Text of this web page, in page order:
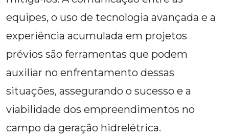
equipes, o uso de tecnologia avançada e a
experiência acumulada em projetos
prévios são ferramentas que podem
auxiliar no enfrentamento dessas
situações, assegurando o sucesso e a
viabilidade dos empreendimentos no
campo da geração hidrelétrica.